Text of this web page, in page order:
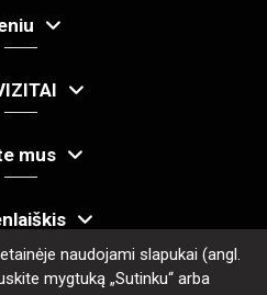
mus
naudojami slapukai (angl.
mygtuką „Sutinku“ arba